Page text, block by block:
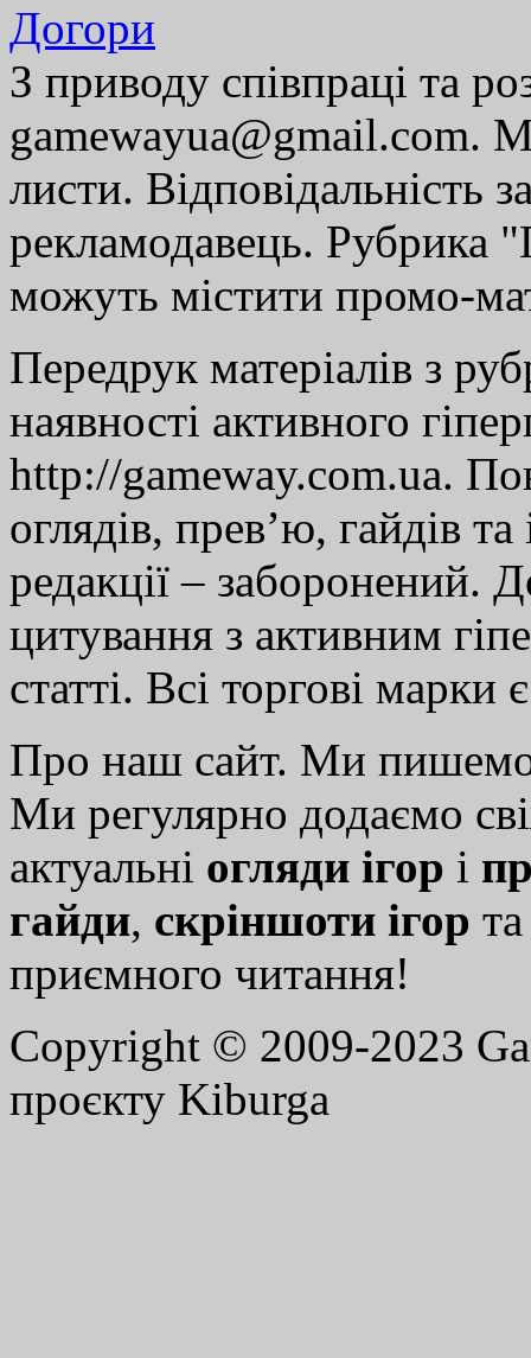
Догори
З приводу співпраці та
gamewayua@gmail.com.
листи. Відповідальність
рекламодавець. Рубрика
можуть містити промо-
Передрук матеріалів з
наявності активного
http://gameway.com.ua.
оглядів, прев’ю, гайдів
редакції – заборонений.
цитування з активним
статті. Всі торгові марки
Про наш сайт. Ми
Ми регулярно додаємо
актуальні огляди ігор і
гайди, скріншоти ігор
приємного читання!
Copyright © 2009-2023
проєкту Kiburga